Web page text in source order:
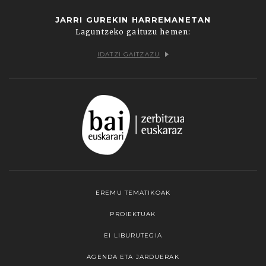
JARRI GUREKIN HARREMANETAN
Laguntzeko gaituzu hemen:
IDATZI GAITZAZU
EREMU TEMATIKOAK
PROIEKTUAK
EI LIBURUTEGIA
AGENDA ETA JARDUERAK